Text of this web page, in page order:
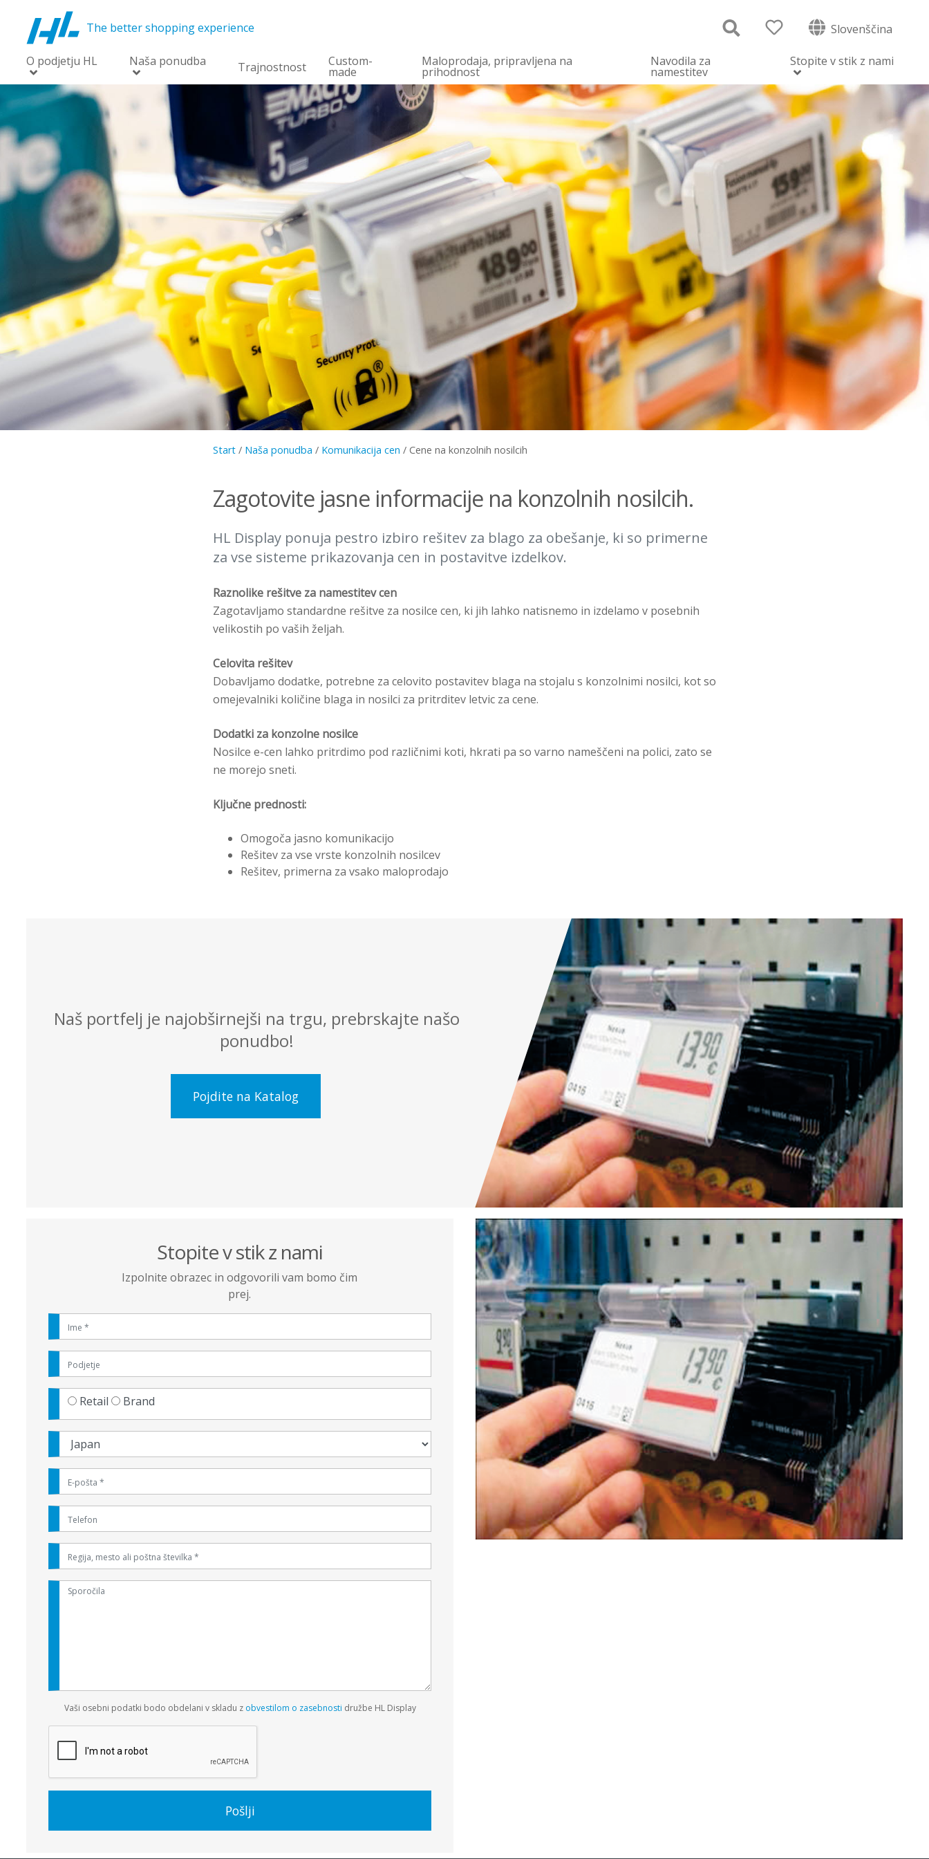
The better shopping experience Slovenščina
O podjetju HL Naša ponudba Trajnostnost Custom-
made
Maloprodaja, pripravljena na
prihodnost
Navodila za
namestitev
Stopite v stik z nami
Start/ Naša ponudba / Komunikacija cen / Cene na konzolnih nosilcih
Zagotovite jasne informacije na konzolnih nosilcih.
HL Display ponuja pestro izbiro rešitev za blago za obešanje, ki so primerne
za vse sisteme prikazovanja cen in postavitve izdelkov.
Raznolike rešitve za namestitev cen
Zagotavljamo standardne rešitve za nosilce cen, ki jih lahko natisnemo in izdelamo v posebnih
velikostih po vaših željah.
Celovita rešitev
Dobavljamo dodatke, potrebne za celovito postavitev blaga na stojalu s konzolnimi nosilci, kot so
omejevalniki količine blaga in nosilci za pritrditev letvic za cene.
Dodatki za konzolne nosilce
Nosilce e-cen lahko pritrdimo pod različnimi koti, hkrati pa so varno nameščeni na polici, zato se
ne morejo sneti.
Ključne prednosti:
Omogoča jasno komunikacijo
Rešitev za vse vrste konzolnih nosilcev
Rešitev, primerna za vsako maloprodajo
Naš portfelj je najobširnejši na trgu, prebrskajte našo
ponudbo!
Pojdite na Katalog
Stopite v stik z nami
Izpolnite obrazec in odgovorili vam bomo čim
prej.
Retail Brand
Vaši osebni podatki bodo obdelani v skladu z obvestilom o zasebnosti družbe HL Display
Pošlji